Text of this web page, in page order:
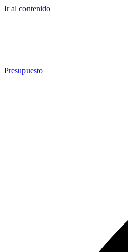
Ir al contenido
Presupuesto